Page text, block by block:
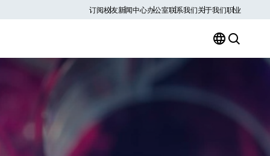
订阅校友新闻中心办公室联系我们关于我们职业